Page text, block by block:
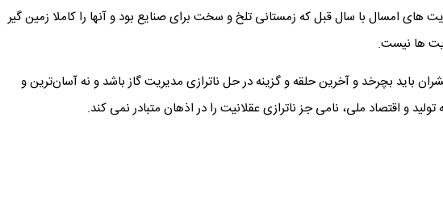
های امسال با سال قبل که زمستانی تلخ و سخت برای صنایع بود و آنها را کاملا زمین گیر
ها نیست.
باید بچرخد و آخرین حلقه و گزینه در حل ناترازی مدیریت گاز باشد و نه آسان‌ترین و
و اقتصاد ملی، نامی جز ناترازی عقلانیت را در اذهان متبادر نمی کند‌.